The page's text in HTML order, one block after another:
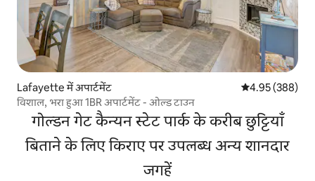
Lafayette में अपार्टमेंट औसत रेटिंग 5 में से
4.95 (388)
विशाल, भरा हुआ 1BR अपार्टमेंट - ओल्ड टाउन
गोल्डन गेट कैन्यन स्टेट पार्क के करीब छुट्टियाँ
बिताने के लिए किराए पर उपलब्ध अन्य शानदार
जगहें